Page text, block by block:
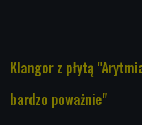
Klangor z płytą
bardzo poważnie"